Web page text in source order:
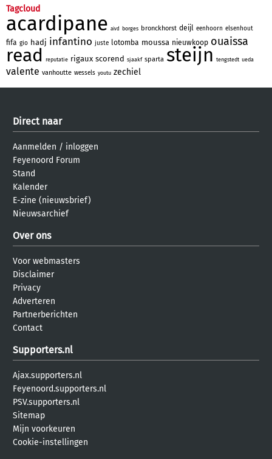
Tagcloud
acardipane aivd borges bronckhorst deijl eenhoorn elsenhout
fifa gio hadj infantino juste lotomba moussa nieuwkoop ouaissa
read reputatie rigaux scorend sjaakf sparta steijn tengstedt ueda
valente vanhoutte wessels youtu zechiel
Direct naar
Aanmelden / inloggen
Feyenoord Forum
Stand
Kalender
E-zine (nieuwsbrief)
Nieuwsarchief
Over ons
Voor webmasters
Disclaimer
Privacy
Adverteren
Partnerberichten
Contact
Supporters.nl
Ajax.supporters.nl
Feyenoord.supporters.nl
PSV.supporters.nl
Sitemap
Mijn voorkeuren
Cookie-instellingen